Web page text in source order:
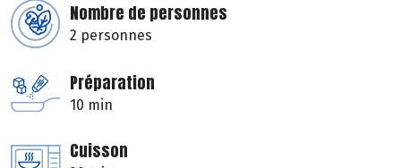
Nombre de personnes
2 personnes
Préparation
10 min
Cuisson